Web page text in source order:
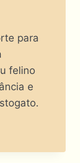
para
felino
e